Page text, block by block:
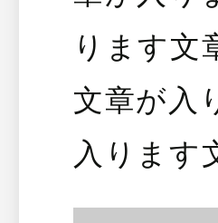
ります文
文章が入
入ります